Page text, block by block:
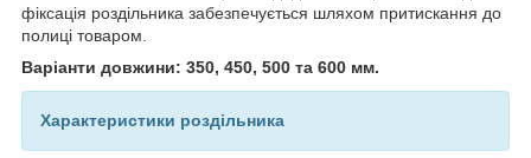
фіксація роздільника забезпечується шляхом притискання до
полиці товаром.
Варіанти довжини: 350, 450, 500 та 600 мм.
Характеристики роздільника